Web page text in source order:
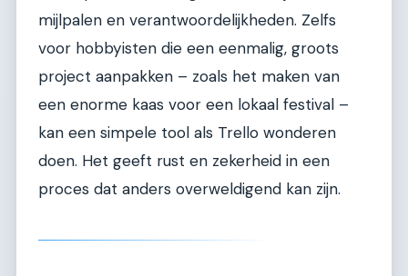
mijlpalen en verantwoordelijkheden. Zelfs
voor hobbyisten die een eenmalig, groots
project aanpakken – zoals het maken van
een enorme kaas voor een lokaal festival –
kan een simpele tool als Trello wonderen
doen. Het geeft rust en zekerheid in een
proces dat anders overweldigend kan zijn.